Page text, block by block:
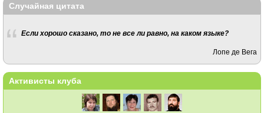
Случайная цитата
Если хорошо сказано, то не все ли равно, на каком языке?
Лопе де Вега
Активисты клуба